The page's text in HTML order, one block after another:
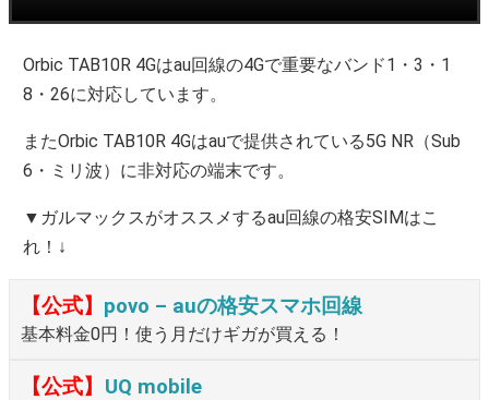
Orbic TAB10R 4Gはau回線の4Gで重要なバンド1・3・1
8・26に対応しています。
またOrbic TAB10R 4Gはauで提供されている5G NR（Sub
6・ミリ波）に非対応の端末です。
▼ガルマックスがオススメするau回線の格安SIMはこ
れ！↓
【公式】 povo – auの格安スマホ回線
基本料金0円！使う月だけギガが買える！
【公式】 UQ mobile